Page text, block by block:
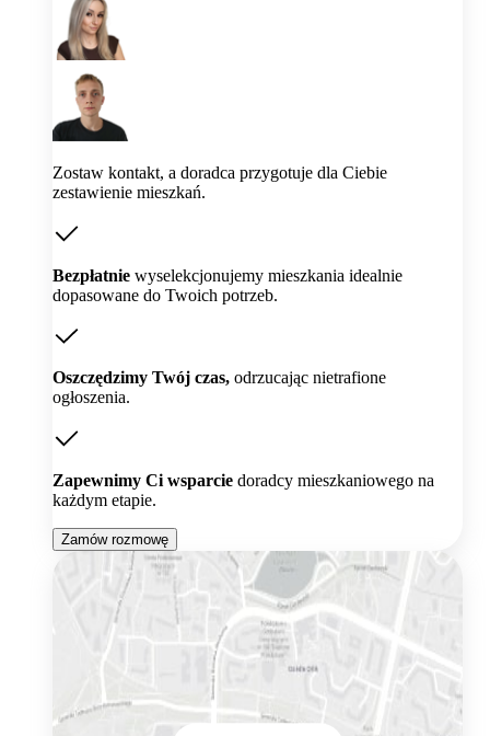
Zostaw kontakt, a doradca przygotuje dla Ciebie
zestawienie mieszkań.
Bezpłatnie wyselekcjonujemy mieszkania idealnie
dopasowane do Twoich potrzeb.
Oszczędzimy Twój czas, odrzucając nietrafione
ogłoszenia.
Zapewnimy Ci wsparcie doradcy mieszkaniowego na
każdym etapie.
Zamów rozmowę